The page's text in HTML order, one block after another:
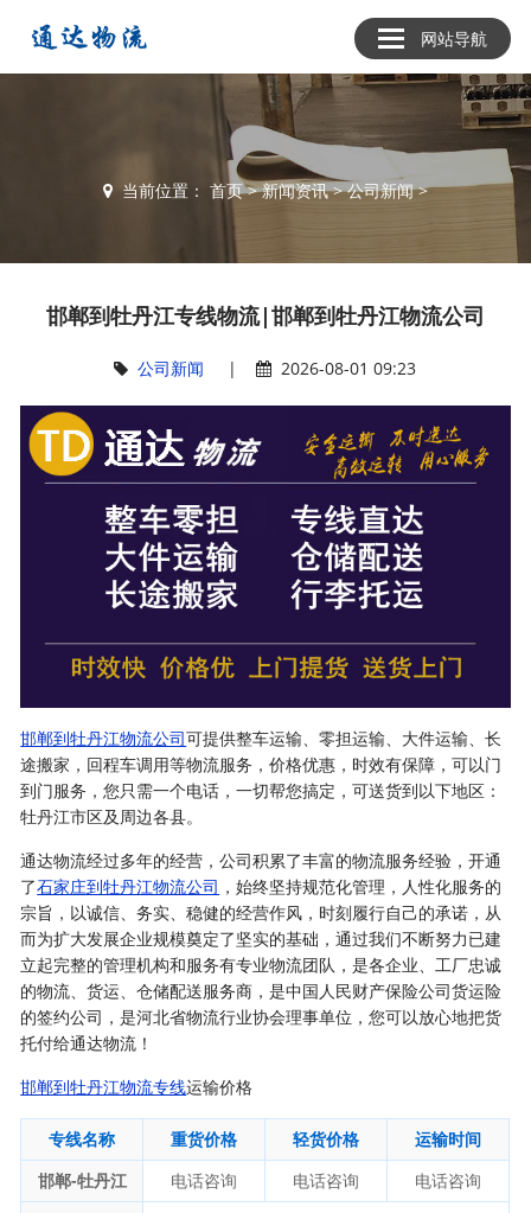
网站导航
当前位置： 首页>新闻资讯>公司新闻>
邯郸到牡丹江专线物流|邯郸到牡丹江物流公司
公司新闻 | 2026-08-01 09:23
邯郸到牡丹江物流公司可提供整车运输、零担运输、大件运输、长
途搬家，回程车调用等物流服务，价格优惠，时效有保障，可以门
到门服务，您只需一个电话，一切帮您搞定，可送货到以下地区：
牡丹江市区及周边各县。
通达物流经过多年的经营，公司积累了丰富的物流服务经验，开通
了石家庄到牡丹江物流公司 ，始终坚持规范化管理，人性化服务的
宗旨，以诚信、务实、稳健的经营作风，时刻履行自己的承诺，从
而为扩大发展企业规模奠定了坚实的基础，通过我们不断努力已建
立起完整的管理机构和服务有专业物流团队，是各企业、工厂忠诚
的物流、货运、仓储配送服务商，是中国人民财产保险公司货运险
的签约公司，是河北省物流行业协会理事单位，您可以放心地把货
托付给通达物流！
邯郸到牡丹江物流专线运输价格
专线名称 重货价格 轻货价格
运输时间
邯郸-牡丹江
电话咨询 电话咨询
电话咨询